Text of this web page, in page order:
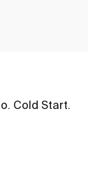
Cold Start.